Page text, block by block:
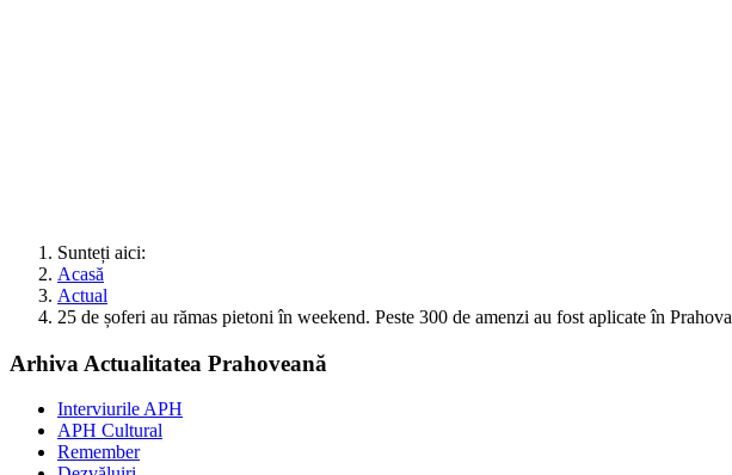
Sunteți aici:
Acasă
Actual
25 de șoferi au rămas pietoni în weekend. Peste 300 de amenzi au fost aplicate în Prahova
Arhiva Actualitatea Prahoveană
Interviurile APH
APH Cultural
Remember